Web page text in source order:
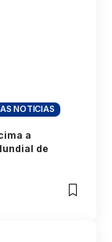
NOTICIAS
a
de